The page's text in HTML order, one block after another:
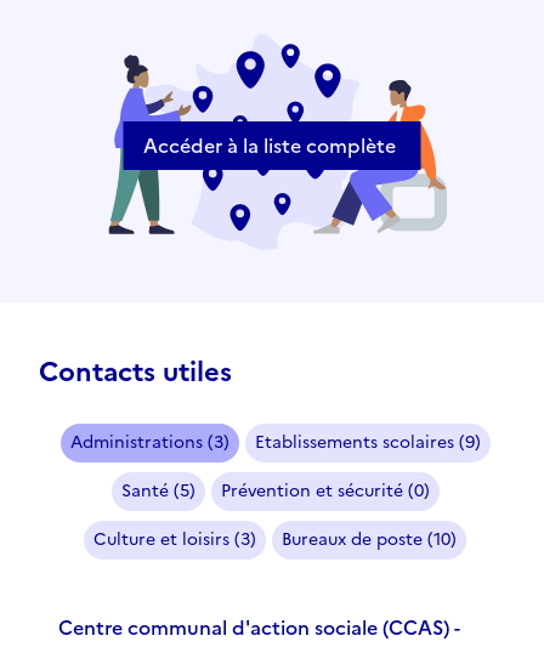
Accéder à la liste complète
Contacts utiles
Administrations (3)
Etablissements scolaires (9)
Santé (5)
Prévention et sécurité (0)
Culture et loisirs (3)
Bureaux de poste (10)
Centre communal d'action sociale (CCAS) -